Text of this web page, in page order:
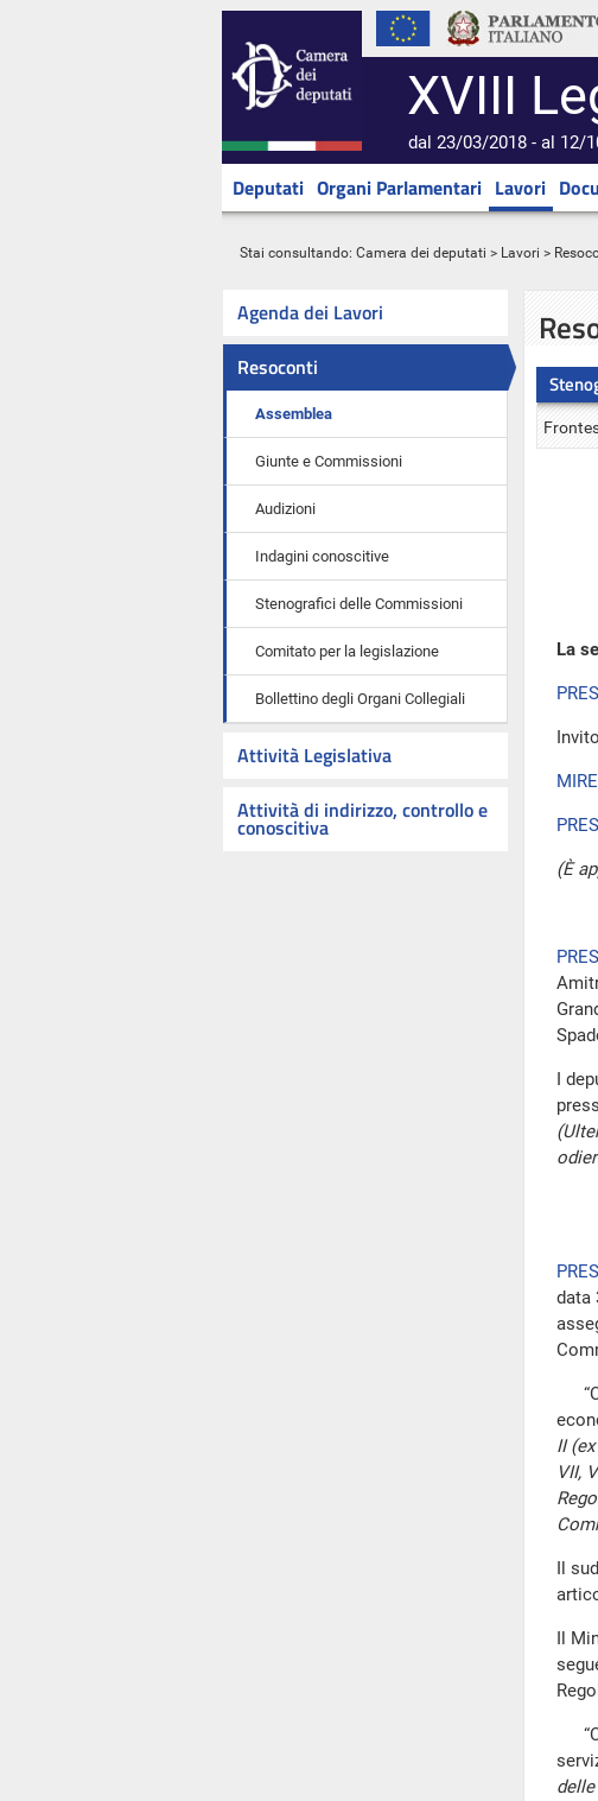
XVIII
dal 23/03/2018 - al 12/
Deputati Organi Parlamentari Lavori
Stai consultando: Camera dei deputati > Lavori >
Agenda dei Lavori
Resoconti
Assemblea
Giunte e Commissioni
Audizioni
Indagini conoscitive
Stenografici delle Commissioni
Comitato per la legislazione
Bollettino degli Organi Collegiali
Attività Legislativa
Attività di indirizzo, controllo e
conoscitiva
La
(È
I
data
II
VII,
Il
Il